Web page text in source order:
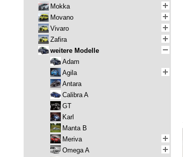
Mokka
Movano
Vivaro
Zafira
weitere Modelle
Adam
Agila
Antara
Calibra A
GT
Karl
Manta B
Meriva
Omega A